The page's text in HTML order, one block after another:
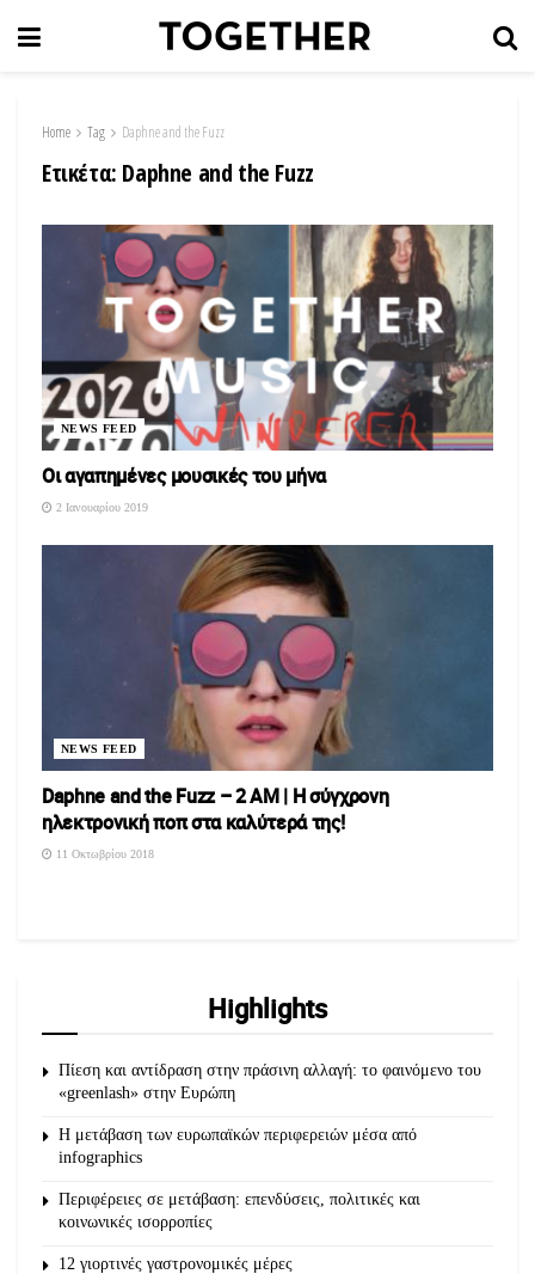
Home Tag Daphne and the Fuzz
Ετικέτα: Daphne and the Fuzz
NEWS FEED
Οι αγαπημένες μουσικές του μήνα
2 Ιανουαρίου 2019
NEWS FEED
Daphne and the Fuzz – 2 AM | Η σύγχρονη
ηλεκτρονική ποπ στα καλύτερά της!
11 Οκτωβρίου 2018
Highlights
Πίεση και αντίδραση στην πράσινη αλλαγή: το φαινόμενο του
«greenlash» στην Ευρώπη
Η μετάβαση των ευρωπαϊκών περιφερειών μέσα από
infographics
Περιφέρειες σε μετάβαση: επενδύσεις, πολιτικές και
κοινωνικές ισορροπίες
12 γιορτινές γαστρονομικές μέρες